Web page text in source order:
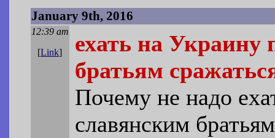
January 9th, 2016
12:39 am
[Link]
ехать на Украину
братьям
Почему не надо
славянским